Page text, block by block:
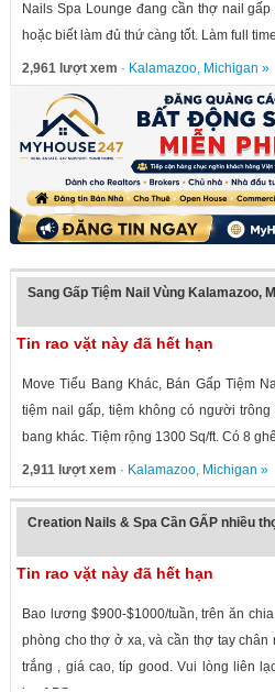
Nails Spa Lounge đang cần thợ nail
hoặc biết làm đủ thứ càng tốt. Làm full
2,961 lượt xem · Kalamazoo, Michigan »
Sang Gấp Tiệm Nail Vùng Kalamazoo,
Tin rao vặt này đã hết hạn
Move Tiểu Bang Khác, Bán Gấp Tiệm
tiệm nail gấp, tiệm không có người
bang khác. Tiệm rộng 1300 Sq/ft. Có 8
2,911 lượt xem · Kalamazoo, Michigan »
Creation Nails & Spa Cần GẤP nhiều
Tin rao vặt này đã hết hạn
Bao lương $900-$1000/tuần, trên ăn
phòng cho thợ ở xa, và cần thợ tay
trắng , giá cao, típ good. Vui lòng liên